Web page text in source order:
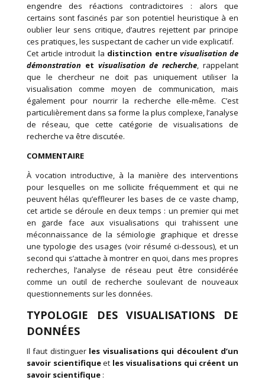
engendre des réactions contradictoires : alors que
certains sont fascinés par son potentiel heuristique à en
oublier leur sens critique, d’autres rejettent par principe
ces pratiques, les suspectant de cacher un vide explicatif.
Cet article introduit la distinction entre visualisation de
démonstrationet visualisation de recherche, rappelant
que le chercheur ne doit pas uniquement utiliser la
visualisation comme moyen de communication, mais
également pour nourrir la recherche elle-même. C’est
particulièrement dans sa forme la plus complexe, l’analyse
de réseau, que cette catégorie de visualisations de
recherche va être discutée.
COMMENTAIRE
À vocation introductive, à la manière des interventions
pour lesquelles on me sollicite fréquemment et qui ne
peuvent hélas qu’effleurer les bases de ce vaste champ,
cet article se déroule en deux temps : un premier qui met
en garde face aux visualisations qui trahissent une
méconnaissance de la sémiologie graphique et dresse
une typologie des usages (voir résumé ci-dessous), et un
second qui s’attache à montrer en quoi, dans mes propres
recherches, l’analyse de réseau peut être considérée
comme un outil de recherche soulevant de nouveaux
questionnements sur les données.
TYPOLOGIE DES VISUALISATIONS DE
DONNÉES
Il faut distinguer les visualisations qui découlent d’un
savoir scientifiqueet les visualisations qui créent un
savoir scientifique: